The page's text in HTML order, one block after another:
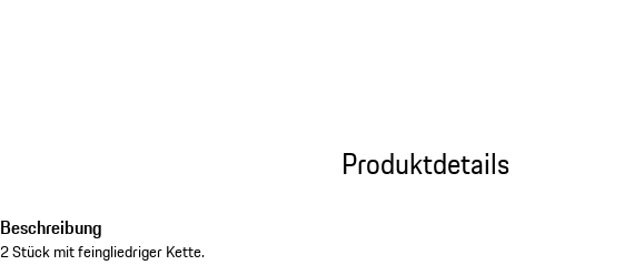
Produktdetails
Beschreibung
2 Stück mit feingliedriger Kette.